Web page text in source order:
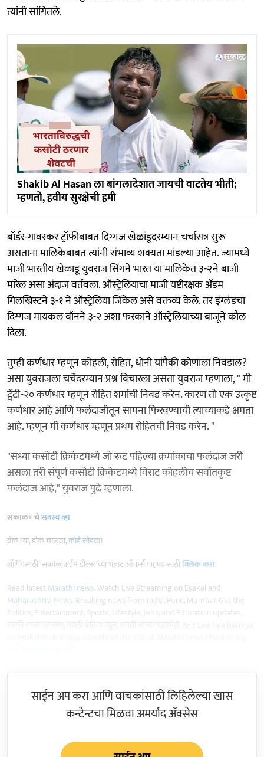
त्यांनी सांगितले.
Shakib Al Hasan ला बांगलादेशात जायची वाटतेय भीती;
म्हणतो, हवीय सुरक्षेची हमी
बॉर्डर-गावस्कर ट्रॉफीबाबत दिग्गज खेळांडूदरम्यान चर्चासत्र सुरू
असताना मालिकेबाबत त्यांनी संभाव्य शक्यता मांडल्या आहेत. ज्यामध्ये
माजी भारतीय खेळाडू युवराज सिंगने भारत या मालिकेत ३-२ने बाजी
मारेल असा अंदाज वर्तवला. ऑस्ट्रेलियाचा माजी यष्टीरक्षक ॲडम
गिलख्रिस्टने ३-१ ने ऑस्ट्रेलिया जिंकेल असे वक्तव्य केले. तर इंग्लंडचा
दिग्गज मायकल वॉनने ३-२ अशा फरकाने ऑस्ट्रेलियाच्या बाजूने कौल
दिला.
तुम्ही कर्णधार म्हणून कोहली, रोहित, धोनी यांपैकी कोणाला निवडाल?
असा युवराजला चर्चेदरम्यान प्रश्न विचारला असता युवराज म्हणाला, " मी
ट्वेंटी-२० कर्णधार म्हणून रोहित शर्माची निवड करेन. कारण तो एक उत्कृष्ट
कर्णधार आहे आणि फलंदाजीतून सामना फिरवण्याची त्याच्याकडे क्षमता
आहे. म्हणून मी कर्णधार म्हणून प्रथम रोहितची निवड करेन. "
"सध्या कसोटी क्रिकेटमध्ये जो रूट पहिल्या क्रमांकाचा फलंदाज जरी
असला तरी संपूर्ण कसोटी क्रिकेटमध्ये विराट कोहलीच सर्वोतकृष्ट
फलंदाज आहे," युवराज पुढे म्हणाला.
सकाळ+ चेसदस्य व्हा
ब्रेक घ्या, डोकं चालवा,कोडे सोडवा!
शॉपिंगसाठी 'सकाळ प्राईम डील्स'च्या भन्नाट ऑफर्स पाहण्यासाठीक्लिक करा.
Read latest Marathi news, Watch Live Streaming on Esakal and
Maharashtra News . Breaking news from India, Pune, Mumbai. Get the
साईन अप करा आणि वाचकांसाठी लिहिलेल्या खास
कन्टेन्टचा मिळवा अमर्याद ॲक्सेस